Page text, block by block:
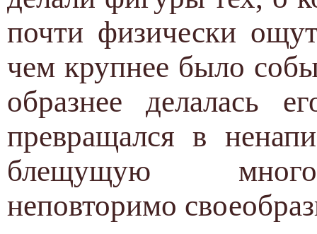
почти физически
чем крупнее было
образнее делалась
превращался в
блещущую
неповторимо